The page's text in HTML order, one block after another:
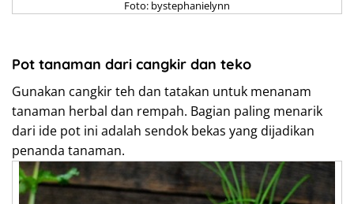
Foto: bystephanielynn
Pot tanaman dari cangkir dan teko
Gunakan cangkir teh dan tatakan untuk menanam
tanaman herbal dan rempah. Bagian paling menarik
dari ide pot ini adalah sendok bekas yang dijadikan
penanda tanaman.